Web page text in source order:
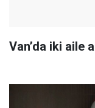
Van’da iki aile